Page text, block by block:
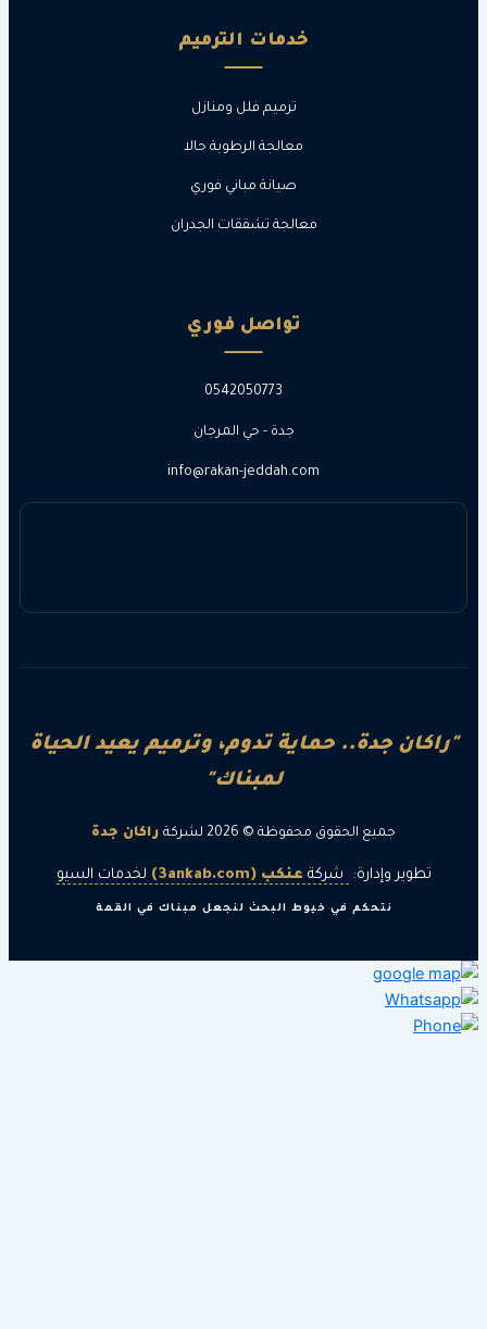
خدمات الترميم
ترميم فلل ومنازل
معالجة الرطوبة حالا
صيانة مباني فوري
معالجة تشققات الجدران
تواصل فوري
جدة - حي المرجان
info@rakan-jeddah.com
جدة.. حماية تدوم، وترميم يعيد الحياة
لمبناك"
جميع الحقوق محفوظة © 2026 لشركة راكان جدة
وإدارة: شركةعنكب (3ankab.com) لخدمات السيو
نتحكم في خيوط البحث لنجعل مبناك في القمة